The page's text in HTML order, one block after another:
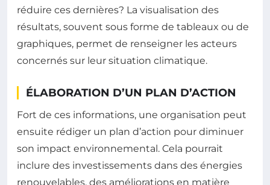
réduire ces dernières? La visualisation des
résultats, souvent sous forme de tableaux ou de
graphiques, permet de renseigner les acteurs
concernés sur leur situation climatique.
ÉLABORATION D’UN PLAN D’ACTION
Fort de ces informations, une organisation peut
ensuite rédiger un plan d’action pour diminuer
son impact environnemental. Cela pourrait
inclure des investissements dans des énergies
renouvelables, des améliorations en matière